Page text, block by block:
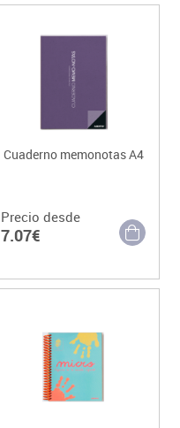
Cuaderno memonotas A4
Precio desde
7.07€